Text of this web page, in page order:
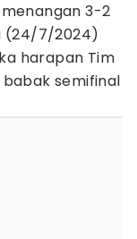
3-2
(24/7/2024)
harapan Tim
babak semifinal